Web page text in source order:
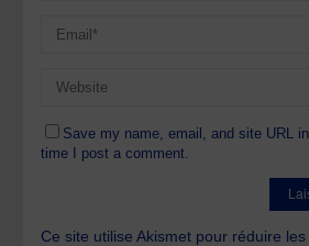
Save my name, email, and site URL
time I post a comment.
Ce site utilise Akismet pour réduire les